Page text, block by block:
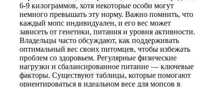
6-9 килограммов, хотя некоторые особи могут
немного превышать эту норму. Важно помнить, что
каждый мопс индивидуален, и его вес может
зависеть от генетики, питания и уровня активности.
Владельцы часто обсуждают, как поддерживать
оптимальный вес своих питомцев, чтобы избежать
проблем со здоровьем. Регулярные физические
нагрузки и сбалансированное питание — ключевые
факторы. Существуют таблицы, которые помогают
ориентироваться в идеальном весе для мопсов в